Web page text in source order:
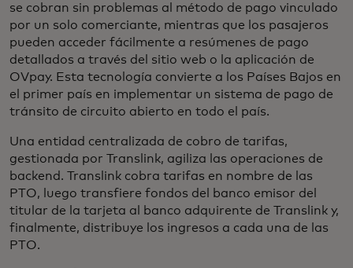
se cobran sin problemas al método de pago vinculado
por un solo comerciante, mientras que los pasajeros
pueden acceder fácilmente a resúmenes de pago
detallados a través del sitio web o la aplicación de
OVpay. Esta tecnología convierte a los Países Bajos en
el primer país en implementar un sistema de pago de
tránsito de circuito abierto en todo el país.
Una entidad centralizada de cobro de tarifas,
gestionada por Translink, agiliza las operaciones de
backend. Translink cobra tarifas en nombre de las
PTO, luego transfiere fondos del banco emisor del
titular de la tarjeta al banco adquirente de Translink y,
finalmente, distribuye los ingresos a cada una de las
PTO.